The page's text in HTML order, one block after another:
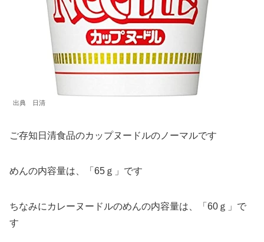
出典 日清
ご存知日清食品のカップヌードルのノーマルです
めんの内容量は、「65ｇ」です
ちなみにカレーヌードルのめんの内容量は、「60ｇ」で
す